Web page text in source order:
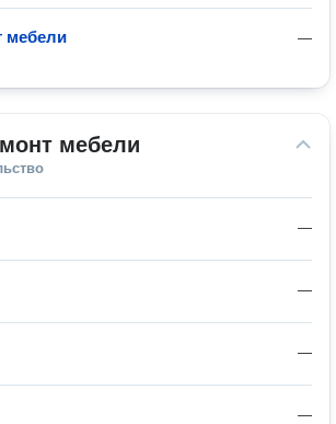
—
мебели
мебели
—
—
—
—